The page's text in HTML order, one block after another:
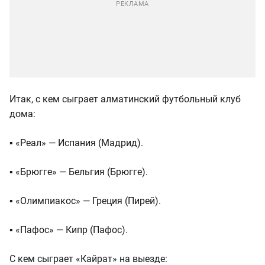
Итак, с кем сыграет алматинский футбольный клуб
дома:
▪️ «Реал» — Испания (Мадрид).
▪️ «Брюгге» — Бельгия (Брюгге).
▪️ «Олимпиакос» — Греция (Пирей).
▪️ «Пафос» — Кипр (Пафос).
С кем сыграет «Кайрат» на выезде: